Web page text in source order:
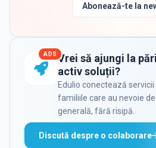
Abonează-te la
ADS Vrei să ajungi la
activ soluții?
Edulio conectează
familiile care au nevoie
generală, fără risipă.
Discută despre o colaborare